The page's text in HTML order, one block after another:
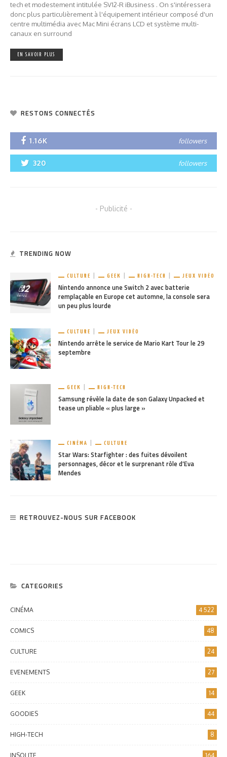
tech et modestement intitulée SV12-R iBusiness . On s'intéressera
donc plus particulièrement à l'équipement intérieur composé d'un
centre multimédia avec Mac Mini écrans LCD et système multi-
canaux en surround
EN SAVOIR PLUS
RESTONS CONNECTÉS
1.16K followers
320 followers
- Publicité -
TRENDING NOW
CULTURE GEEK HIGH-TECH JEUX VIDÉO
Nintendo annonce une Switch 2 avec batterie
remplaçable en Europe cet automne, la console sera
un peu plus lourde
CULTURE JEUX VIDÉO
Nintendo arrête le service de Mario Kart Tour le 29
septembre
GEEK HIGH-TECH
Samsung révèle la date de son Galaxy Unpacked et
tease un pliable « plus large »
CINÉMA CULTURE
Star Wars: Starfighter : des fuites dévoilent
personnages, décor et le surprenant rôle d’Eva
Mendes
RETROUVEZ-NOUS SUR FACEBOOK
CATEGORIES
CINÉMA 4 522
COMICS 48
CULTURE 24
EVENEMENTS 27
GEEK 14
GOODIES 44
HIGH-TECH 8
INSOLITE 164